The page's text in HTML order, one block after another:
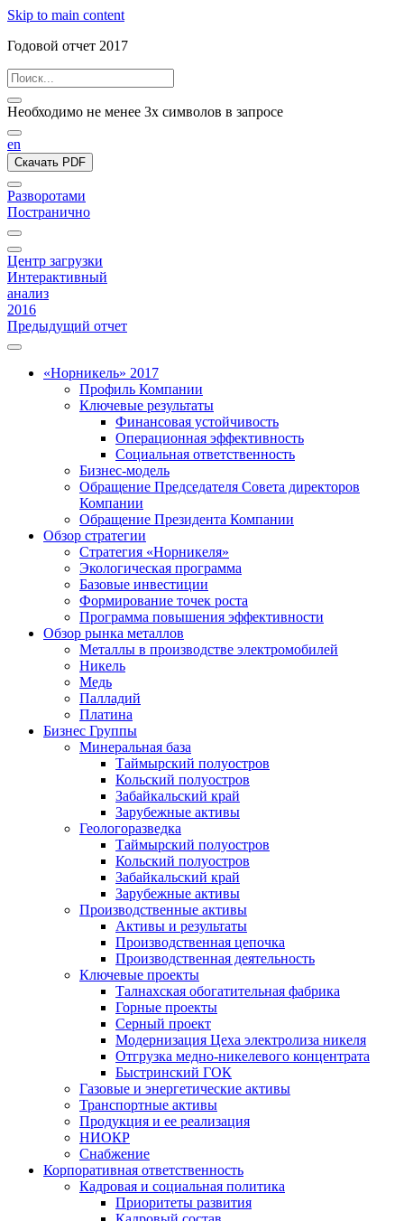
Skip to main content
Годовой отчет 2017
Необходимо не менее 3х символов в запросе
en
Скачать PDF
Разворотами
Постранично
Центр загрузки
Интерактивный
анализ
2016
Предыдущий отчет
«Норникель» 2017
Профиль Компании
Ключевые результаты
Финансовая устойчивость
Операционная эффективность
Социальная ответственность
Бизнес-модель
Обращение Председателя Совета директоров
Компании
Обращение Президента Компании
Обзор стратегии
Стратегия «Норникеля»
Экологическая программа
Базовые инвестиции
Формирование точек роста
Программа повышения эффективности
Обзор рынка металлов
Металлы в производстве электромобилей
Никель
Медь
Палладий
Платина
Бизнес Группы
Минеральная база
Таймырский полуостров
Кольский полуостров
Забайкальский край
Зарубежные активы
Геологоразведка
Таймырский полуостров
Кольский полуостров
Забайкальский край
Зарубежные активы
Производственные активы
Активы и результаты
Производственная цепочка
Производственная деятельность
Ключевые проекты
Талнахская обогатительная фабрика
Горные проекты
Серный проект
Модернизация Цеха электролиза никеля
Отгрузка медно-никелевого концентрата
Быстринский ГОК
Газовые и энергетические активы
Транспортные активы
Продукция и ее реализация
НИОКР
Снабжение
Корпоративная ответственность
Кадровая и социальная политика
Приоритеты развития